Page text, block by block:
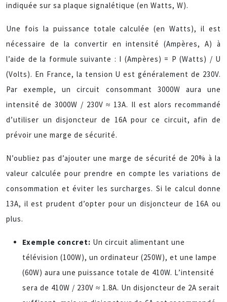
indiquée sur sa plaque signalétique (en Watts, W).
Une fois la puissance totale calculée (en Watts), il est
nécessaire de la convertir en intensité (Ampères, A) à
l’aide de la formule suivante : I (Ampères) = P (Watts) / U
(Volts). En France, la tension U est généralement de 230V.
Par exemple, un circuit consommant 3000W aura une
intensité de 3000W / 230V ≈ 13A. Il est alors recommandé
d’utiliser un disjoncteur de 16A pour ce circuit, afin de
prévoir une marge de sécurité.
N’oubliez pas d’ajouter une marge de sécurité de 20% à la
valeur calculée pour prendre en compte les variations de
consommation et éviter les surcharges. Si le calcul donne
13A, il est prudent d’opter pour un disjoncteur de 16A ou
plus.
Exemple concret: Un circuit alimentant une
télévision (100W), un ordinateur (250W), et une lampe
(60W) aura une puissance totale de 410W. L’intensité
sera de 410W / 230V ≈ 1.8A. Un disjoncteur de 2A serait